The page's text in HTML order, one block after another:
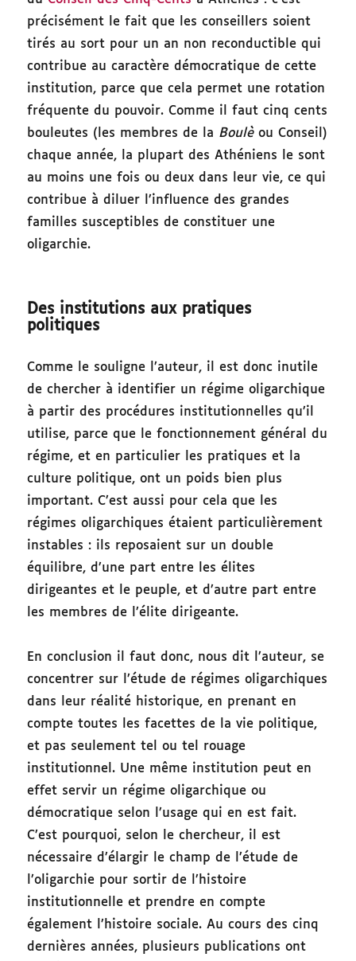
précisément le fait que les conseillers soient
tirés au sort pour un an non reconductible qui
contribue au caractère démocratique de cette
institution, parce que cela permet une rotation
fréquente du pouvoir. Comme il faut cinq cents
bouleutes (les membres de la Boulèou Conseil)
chaque année, la plupart des Athéniens le sont
au moins une fois ou deux dans leur vie, ce qui
contribue à diluer l’influence des grandes
familles susceptibles de constituer une
oligarchie.
Des institutions aux pratiques
politiques
Comme le souligne l’auteur, il est donc inutile
de chercher à identifier un régime oligarchique
à partir des procédures institutionnelles qu’il
utilise, parce que le fonctionnement général du
régime, et en particulier les pratiques et la
culture politique, ont un poids bien plus
important. C’est aussi pour cela que les
régimes oligarchiques étaient particulièrement
instables : ils reposaient sur un double
équilibre, d’une part entre les élites
dirigeantes et le peuple, et d’autre part entre
les membres de l’élite dirigeante.
En conclusion il faut donc, nous dit l’auteur, se
concentrer sur l’étude de régimes oligarchiques
dans leur réalité historique, en prenant en
compte toutes les facettes de la vie politique,
et pas seulement tel ou tel rouage
institutionnel. Une même institution peut en
effet servir un régime oligarchique ou
démocratique selon l’usage qui en est fait.
C’est pourquoi, selon le chercheur, il est
nécessaire d’élargir le champ de l’étude de
l’oligarchie pour sortir de l’histoire
institutionnelle et prendre en compte
également l’histoire sociale. Au cours des cinq
dernières années, plusieurs publications ont